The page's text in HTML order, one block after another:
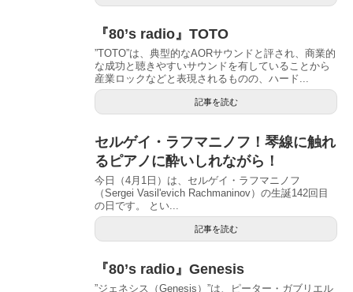
『80’s radio』TOTO
”TOTO”は、典型的なAORサウンドと評され、商業的
な成功と聴きやすいサウンドを有していることから
産業ロックなどと表現されるものの、ハード...
記事を読む
セルゲイ・ラフマニノフ！琴線に触れ
るピアノに酔いしれながら！
今日（4月1日）は、セルゲイ・ラフマニノフ
（Sergei Vasil'evich Rachmaninov）の生誕142回目
の日です。 とい...
記事を読む
『80’s radio』Genesis
”ジェネシス（Genesis）”は、ピーター・ガブリエル